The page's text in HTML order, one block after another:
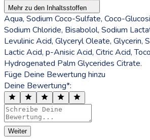
Mehr zu den Inhaltsstoffen
Aqua, Sodium Coco-Sulfate, Coco-
Sodium Chloride, Bisabolol, Sodium
Levulinic Acid, Glyceryl Oleate, Glycerin,
Lactic Acid, p-Anisic Acid, Citric Acid,
Hydrogenated Palm Glycerides Citrate.
Füge Deine Bewertung hinzu
Deine Bewertung*:
Weiter